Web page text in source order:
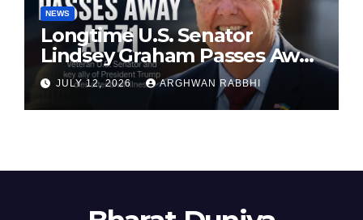
NEWS
Longtime U.S. Senator
Lindsey Graham Passes Away
at 71
JULY 12, 2026 ARGHWAN RABBHI